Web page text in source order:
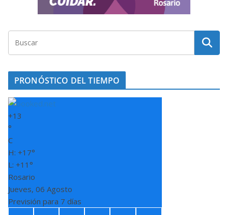
PRONÓSTICO DEL TIEMPO
+13
°
C
H: +17°
L: +11°
Rosario
Jueves, 06 Agosto
Previsión para 7 días